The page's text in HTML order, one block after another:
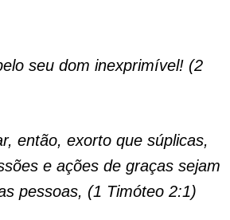
seu dom inexprimível! (2
então, exorto que súplicas,
e ações de graças sejam
pessoas, (1 Timóteo 2:1)